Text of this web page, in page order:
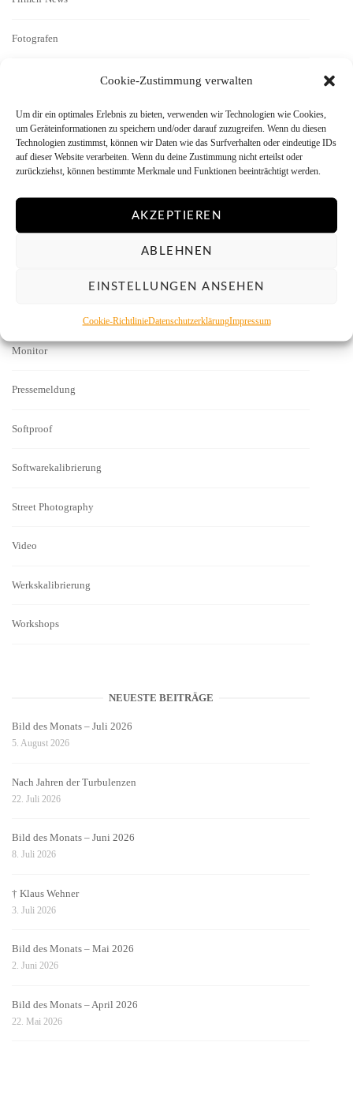
Cookie-Zustimmung verwalten
Um dir ein optimales Erlebnis zu bieten, verwenden wir Technologien wie Cookies,
um Geräteinformationen zu speichern und/oder darauf zuzugreifen. Wenn du diesen
Technologien zustimmst, können wir Daten wie das Surfverhalten oder eindeutige IDs
auf dieser Website verarbeiten. Wenn du deine Zustimmung nicht erteilst oder
zurückziehst, können bestimmte Merkmale und Funktionen beeinträchtigt werden.
AKZEPTIEREN
ABLEHNEN
EINSTELLUNGEN ANSEHEN
Cookie-RichtlinieDatenschutzerklärungImpressum
Fotografen
Interview
Kamera-Reviews
Literatur
Monitor
Pressemeldung
Softproof
Softwarekalibrierung
Street Photography
Video
Werkskalibrierung
Workshops
NEUESTE BEITRÄGE
Bild des Monats – Juli 2026
5. August 2026
Nach Jahren der Turbulenzen
22. Juli 2026
Bild des Monats – Juni 2026
8. Juli 2026
† Klaus Wehner
3. Juli 2026
Bild des Monats – Mai 2026
2. Juni 2026
Bild des Monats – April 2026
22. Mai 2026